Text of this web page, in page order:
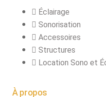
Microphone
Sono portable sur
batterie
Espace DJ
Câbles et
Éclairage
Sonorisation
Accessoires
Structures
Location Sono et
À propos